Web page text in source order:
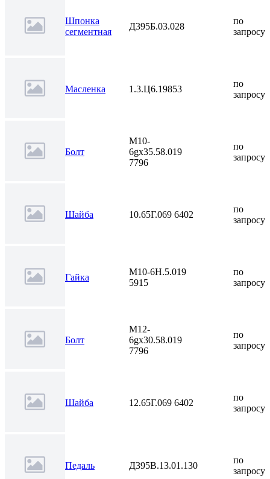
Шпонка
сегментная
Д395Б.03.028
по
запросу
Масленка 1.3.Ц6.19853
по
запросу
Болт
М10-
6gх35.58.019
7796
по
запросу
Шайба 10.65Г.069 6402
по
запросу
Гайка
М10-6Н.5.019
5915
по
запросу
Болт
М12-
6gх30.58.019
7796
по
запросу
Шайба 12.65Г.069 6402
по
запросу
Педаль Д395В.13.01.130
по
запросу